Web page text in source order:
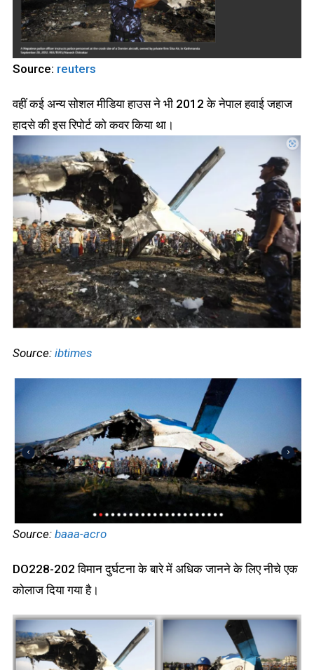
Source: reuters
वहीं कई अन्य सोशल मीडिया हाउस ने भी 2012 के नेपाल हवाई जहाज
हादसे की इस रिपोर्ट को कवर किया था।
Source: ibtimes
Source: baaa-acro
DO228-202 विमान दुर्घटना के बारे में अधिक जानने के लिए नीचे एक
कोलाज दिया गया है।